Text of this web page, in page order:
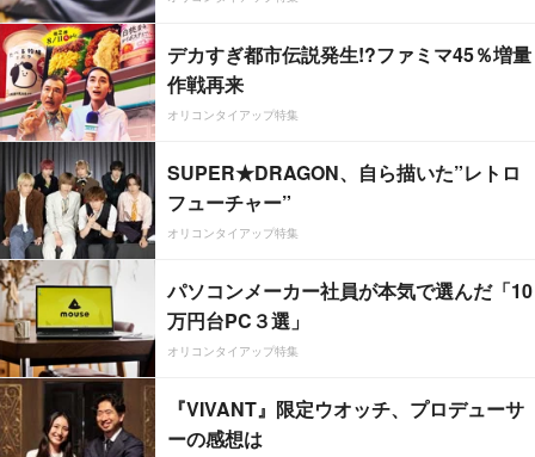
デカすぎ都市伝説発生!?ファミマ45％増量
作戦再来
オリコンタイアップ特集
SUPER★DRAGON、自ら描いた”レトロ
フューチャー”
オリコンタイアップ特集
パソコンメーカー社員が本気で選んだ「10
万円台PC３選」
オリコンタイアップ特集
『VIVANT』限定ウオッチ、プロデューサ
ーの感想は